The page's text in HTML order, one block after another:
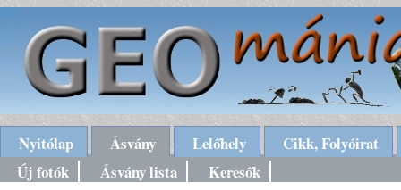
Nyitólap Ásvány Lelőhely
Cikk, Folyóirat
Új fotók
Ásvány lista Keresők